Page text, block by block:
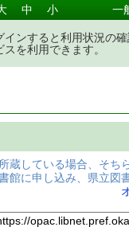
中 小 一
インすると利用状況の
スを利用できます。
蔵している場合、そち
館に申し込み、県立図